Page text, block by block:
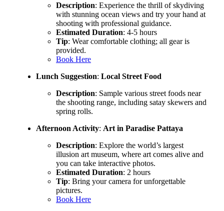
Description: Experience the thrill of skydiving
with stunning ocean views and try your hand at
shooting with professional guidance.
Estimated Duration: 4-5 hours
Tip: Wear comfortable clothing; all gear is
provided.
Book Here
Lunch Suggestion: Local Street Food
Description: Sample various street foods near
the shooting range, including satay skewers and
spring rolls.
Afternoon Activity: Art in Paradise Pattaya
Description: Explore the world’s largest
illusion art museum, where art comes alive and
you can take interactive photos.
Estimated Duration: 2 hours
Tip: Bring your camera for unforgettable
pictures.
Book Here